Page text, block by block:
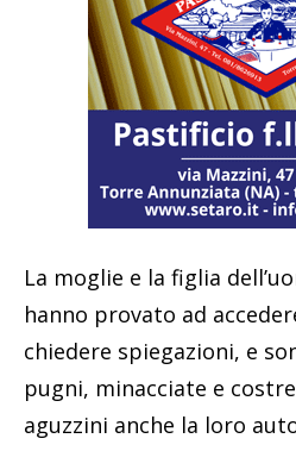
La moglie e la figlia
hanno provato ad
chiedere spiegazioni, e
pugni, minacciate e
aguzzini anche la loro